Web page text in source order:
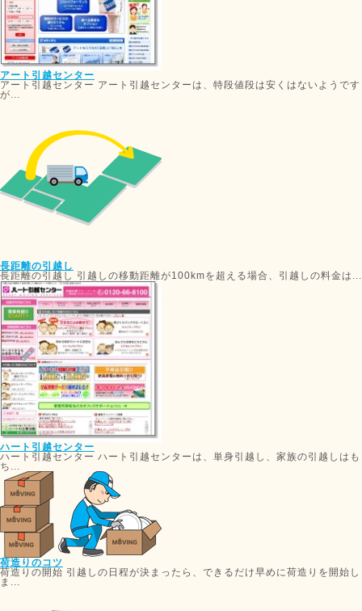
アート引越センター
アート引越センター アート引越センターは、特段値段は安くはないようです
が...
長距離の引越し
長距離の引越し 引越しの移動距離が100kmを超える場合、引越しの料金は...
ハート引越センター
ハート引越センター ハート引越センターは、単身引越し、家族の引越しはも
ち...
荷造りのコツ
荷造りの開始 引越しの日程が決まったら、できるだけ早めに荷造りを開始し
ま...